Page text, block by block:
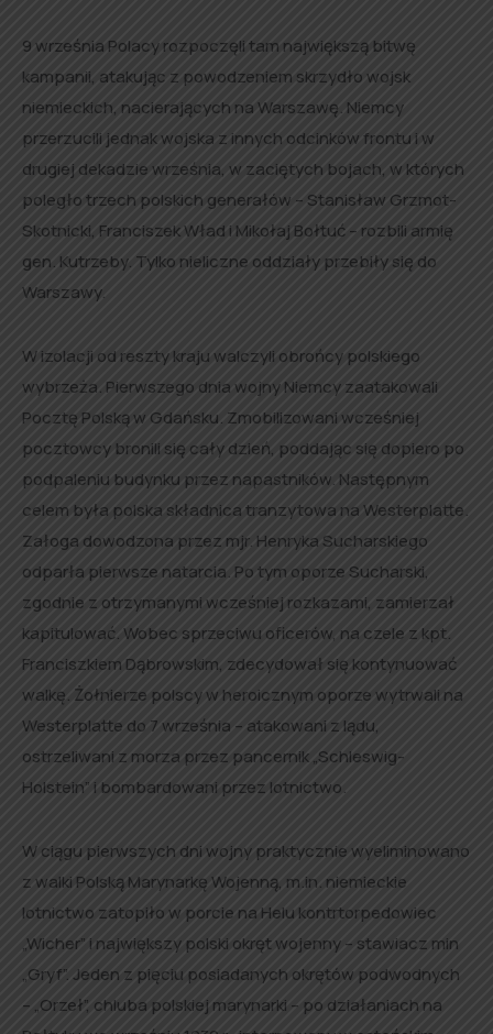
9 września Polacy rozpoczęli tam największą bitwę
kampanii, atakując z powodzeniem skrzydło wojsk
niemieckich, nacierających na Warszawę. Niemcy
przerzucili jednak wojska z innych odcinków frontu i w
drugiej dekadzie września, w zaciętych bojach, w których
poległo trzech polskich generałów – Stanisław Grzmot-
Skotnicki, Franciszek Wład i Mikołaj Bołtuć – rozbili armię
gen. Kutrzeby. Tylko nieliczne oddziały przebiły się do
Warszawy.
W izolacji od reszty kraju walczyli obrońcy polskiego
wybrzeża. Pierwszego dnia wojny Niemcy zaatakowali
Pocztę Polską w Gdańsku. Zmobilizowani wcześniej
pocztowcy bronili się cały dzień, poddając się dopiero po
podpaleniu budynku przez napastników. Następnym
celem była polska składnica tranzytowa na Westerplatte.
Załoga dowodzona przez mjr. Henryka Sucharskiego
odparła pierwsze natarcia. Po tym oporze Sucharski,
zgodnie z otrzymanymi wcześniej rozkazami, zamierzał
kapitulować. Wobec sprzeciwu oficerów, na czele z kpt.
Franciszkiem Dąbrowskim, zdecydował się kontynuować
walkę. Żołnierze polscy w heroicznym oporze wytrwali na
Westerplatte do 7 września – atakowani z lądu,
ostrzeliwani z morza przez pancernik „Schleswig-
Holstein” i bombardowani przez lotnictwo.
W ciągu pierwszych dni wojny praktycznie wyeliminowano
z walki Polską Marynarkę Wojenną, m.in. niemieckie
lotnictwo zatopiło w porcie na Helu kontrtorpedowiec
„Wicher” i największy polski okręt wojenny – stawiacz min
„Gryf”. Jeden z pięciu posiadanych okrętów podwodnych
– „Orzeł”, chluba polskiej marynarki – po działaniach na